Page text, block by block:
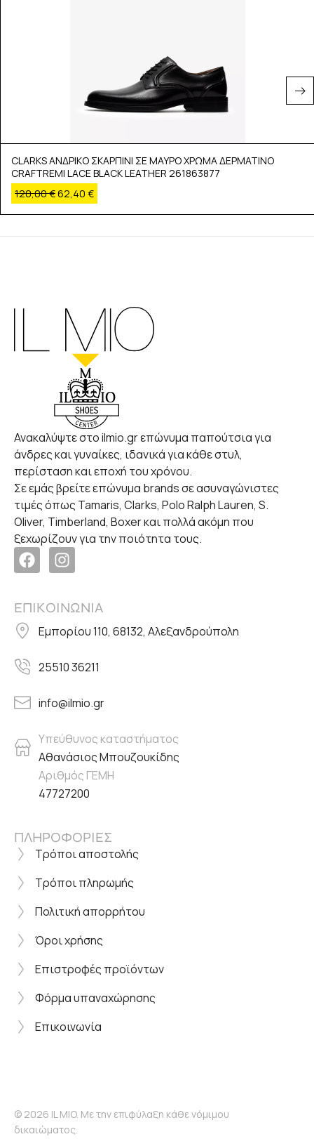
CLARKS ΑΝΔΡΙΚΟ ΣΚΑΡΠΙΝΙ ΣΕ ΜΑΥΡΟ ΧΡΩΜΑ ΔΕΡΜΑΤΙΝΟ
CRAFTREMI LACE BLACK LEATHER 261863877
120,00€62,40 €
Ανακαλύψτε στο ilmio.gr επώνυμα παπούτσια για
άνδρες και γυναίκες, ιδανικά για κάθε στυλ,
περίσταση και εποχή του χρόνου.
Σε εμάς βρείτε επώνυμα brands σε ασυναγώνιστες
τιμές όπως Tamaris, Clarks, Polo Ralph Lauren, S.
Oliver, Timberland, Boxer και πολλά ακόμη που
ξεχωρίζουν για την ποιότητα τους.
ΕΠΙΚΟΙΝΩΝΙΑ
Εμπορίου 110, 68132, Αλεξανδρούπολη
25510 36211
info@ilmio.gr
Υπεύθυνος καταστήματος
Αθανάσιος Μπουζουκίδης
Αριθμός ΓΕΜΗ
47727200
ΠΛΗΡΟΦΟΡΙΕΣ
Τρόποι αποστολής
Τρόποι πληρωμής
Πολιτική απορρήτου
Όροι χρήσης
Επιστροφές προϊόντων
Φόρμα υπαναχώρησης
Επικοινωνία
© 2026 IL MIO. Με την επιφύλαξη κάθε νόμιμου
δικαιώματος.